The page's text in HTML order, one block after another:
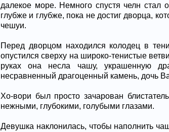
далекое море. Немного спустя челн стал
глубже и глубже, пока не достиг дворца,
чешуи.
Перед дворцом находился колодец в
опустился сверху на широко-тенистые
руках она несла чашу, украшенную
несравненный драгоценный камень, дочь
Хо-вори был просто зачарован
нежными, глубокими, голубыми глазами.
Девушка наклонилась, чтобы наполнить